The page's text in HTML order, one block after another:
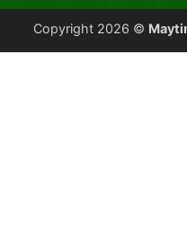
Copyright 2026 ©